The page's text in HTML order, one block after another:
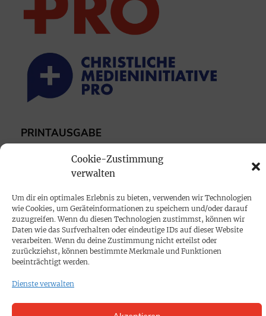
Cookie-Zustimmung
verwalten
Um dir ein optimales Erlebnis zu bieten, verwenden wir Technologien
wie Cookies, um Geräteinformationen zu speichern und/oder darauf
zuzugreifen. Wenn du diesen Technologien zustimmst, können wir
Daten wie das Surfverhalten oder eindeutige IDs auf dieser Website
verarbeiten. Wenn du deine Zustimmung nicht erteilst oder
zurückziehst, können bestimmte Merkmale und Funktionen
beeinträchtigt werden.
Dienste verwalten
PRINTAUSGABE
Impressum
SPENDEN
Datenschutz
KONTAKT